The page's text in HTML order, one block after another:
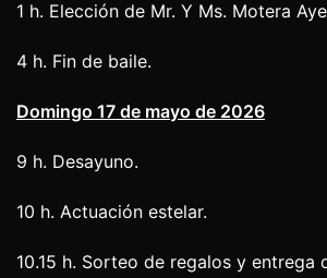
1 h. Elección de Mr. Y Ms. Motera
4 h. Fin de baile.
Domingo 17 de mayo de 2026
9 h. Desayuno.
10 h. Actuación estelar.
10.15 h. Sorteo de regalos y entrega